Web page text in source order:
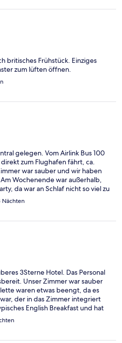
britisches Frühstück. Einziges
zum lüften öffnen.
gelegen. Vom Airlink Bus 100
zum Flughafen fährt, ca.
war sauber und wir haben
Wochenende war außerhalb,
da war an Schlaf nicht so viel zu
dabei hatten. Für einen Kurztrip
alle Sehenswürdigkeiten gut zu
Nächten
3Sterne Hotel. Das Personal
Unser Zimmer war sauber
waren etwas beengt, da es
der in das Zimmer integriert
English Breakfast und hat
Lage ist perfekt um die
kleinen Supermarkt neben dem